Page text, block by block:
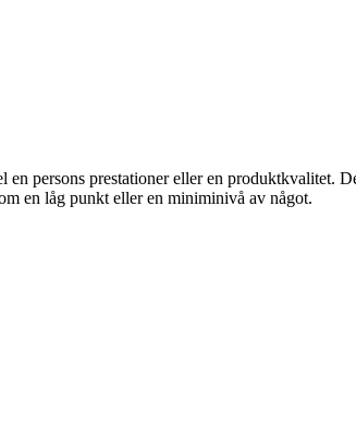
persons prestationer eller en produktkvalitet.
en låg punkt eller en miniminivå av något.